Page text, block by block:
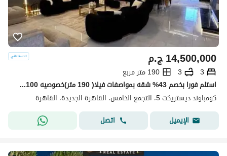
ج.م14,500,000
3
3
190 متر مربع
استلم فورا بخصم 43% شقه بمواصفات فيلا( 190 متر)خصوصيه 100% للبيع في ديستريكت 5 - District 5 التجمع الخامس دقائق من ميفيدا وهايد بارك وماونتن فيو
كومباوند ديستريكت 5، التجمع الخامس، القاهرة الجديدة، القاهرة
الإيميل
اتصل